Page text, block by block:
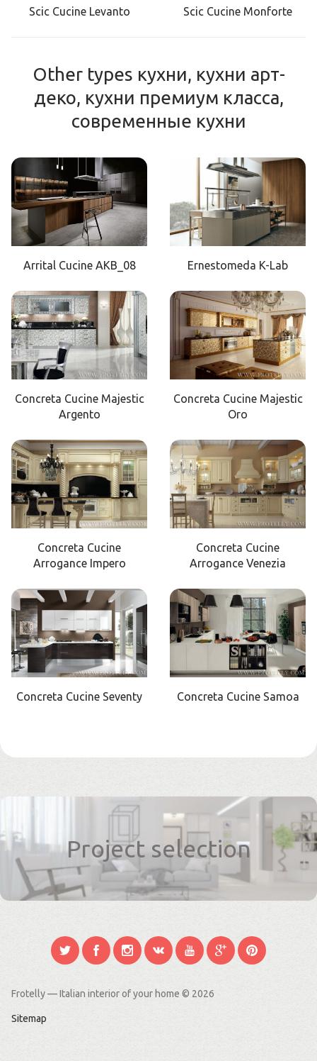
Scic Cucine Levanto Scic Cucine Monforte
Other types кухни, кухни арт-
деко, кухни премиум класса,
современные кухни
Arrital Cucine AKB_08 Ernestomeda K-Lab
Concreta Cucine Majestic
Argento
Concreta Cucine Majestic
Oro
Concreta Cucine
Arrogance Impero
Concreta Cucine
Arrogance Venezia
Concreta Cucine Seventy Concreta Cucine Samoa
Project selection
Frotelly — Italian interior of your home © 2026
Sitemap